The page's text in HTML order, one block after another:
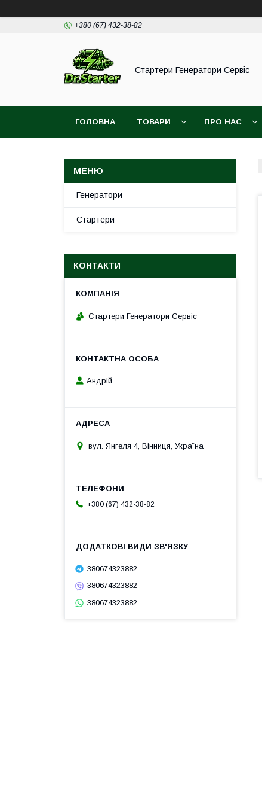
+380 (67) 432-38-82
Стартери Генератори Сервіс
ГОЛОВНА ТОВАРИ ПРО НАС
Генератори
Стартери
КОНТАКТИ
Стартери Генератори Сервіс
Андрій
вул. Янгеля 4, Вінниця, Україна
+380 (67) 432-38-82
380674323882
380674323882
380674323882